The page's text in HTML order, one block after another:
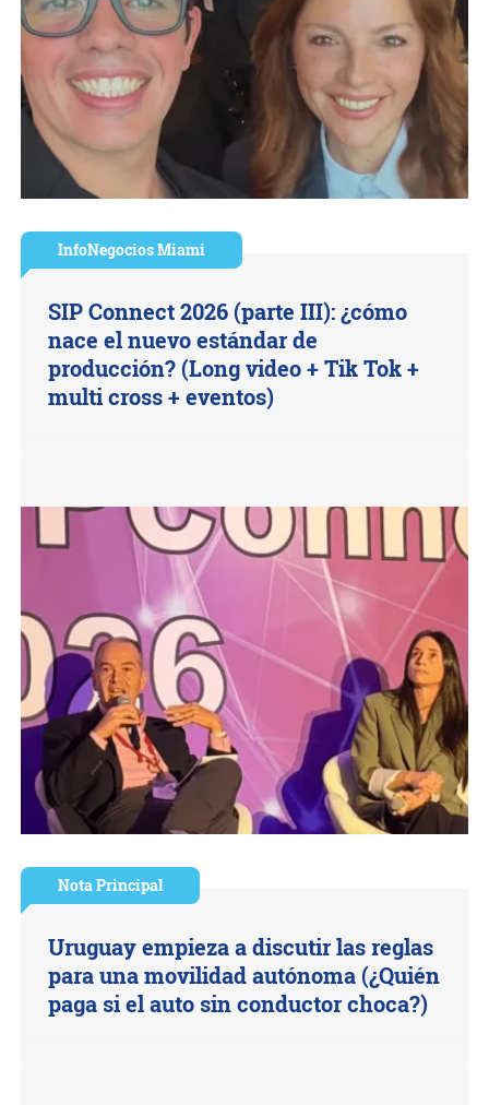
InfoNegocios Miami
SIP Connect 2026 (parte III): ¿cómo
nace el nuevo estándar de
producción? (Long video + Tik Tok +
multi cross + eventos)
Nota Principal
Uruguay empieza a discutir las reglas
para una movilidad autónoma (¿Quién
paga si el auto sin conductor choca?)